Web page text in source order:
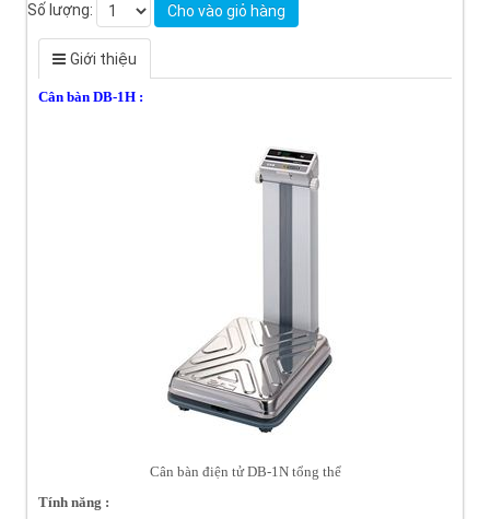
Số lượng: Cho vào giỏ hàng
Giới thiệu
Cân bàn DB-1H :
Cân bàn điện tử DB-1N tổng thể
Tính năng :